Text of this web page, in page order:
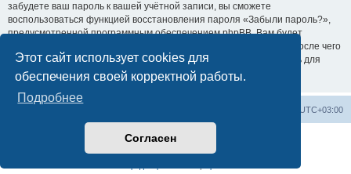
Этот сайт использует cookies для
обеспечения своей корректной работы.
Подробнее
Согласен
забудете ваш пароль к вашей учётной записи, вы сможете
воспользоваться функцией восстановления пароля «Забыли пароль?»,
предусмотренной программным обеспечением phpBB. Вам будет
необходимо ввести ваше имя пользователя и ваш адрес email, после чего
программное обеспечение phpBB сгенерирует вам новый пароль для
вашей учётной записи.
UTC+03:00
Создано на основеphpBB® Forum Software © phpBB Limited
Русская поддержка phpBB